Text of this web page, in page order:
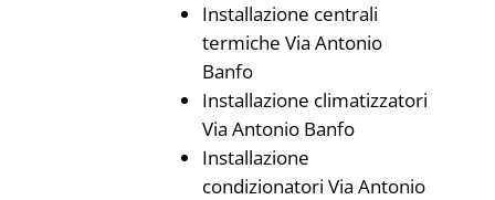
Installazione centrali
termiche Via Antonio
Banfo
Installazione climatizzatori
Via Antonio Banfo
Installazione
condizionatori Via Antonio